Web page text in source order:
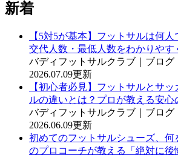
新着
【5対5が基本】フットサルは何人
交代人数・最低人数をわかりやす
バディフットサルクラブ｜ブログ
2026.07.09更新
【初心者必見】フットサルとサ
ルの違いとは？プロが教える安心
バディフットサルクラブ｜ブログ
2026.06.09更新
初めてのフットサルシューズ、何
のプロコーチが教える「絶対に後